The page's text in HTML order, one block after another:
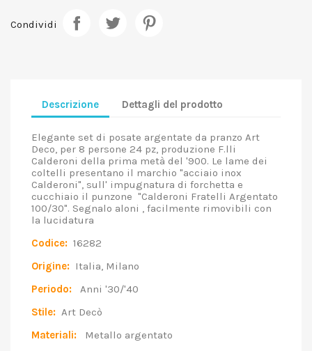
Condividi
Descrizione Dettagli del prodotto
Elegante set di posate argentate da pranzo Art
Deco, per 8 persone 24 pz, produzione F.lli
Calderoni della prima metà del '900. Le lame dei
coltelli presentano il marchio "acciaio inox
Calderoni", sull' impugnatura di forchetta e
cucchiaio il punzone "Calderoni Fratelli Argentato
100/30". Segnalo aloni , facilmente rimovibili con
la lucidatura
Codice: 16282
Origine: Italia, Milano
Periodo: Anni '30/'40
Stile: Art Decò
Materiali: Metallo argentato